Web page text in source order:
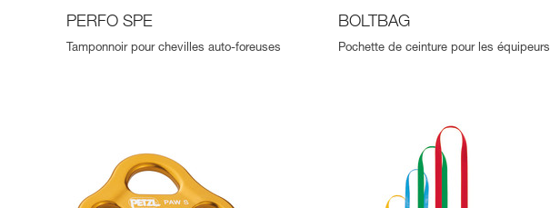
PERFO SPE
Tamponnoir pour chevilles auto-foreuses
BOLTBAG
Pochette de ceinture pour les équipeurs